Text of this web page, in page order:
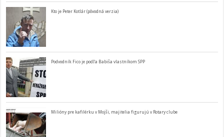
Kto je Peter Kotlár (pôvodná verzia)
Podvodník Fico je podľa Babiša vlastníkom SPP
Milióny pre kafilérku v Mojši, majitelia figurujú v Rotary clube